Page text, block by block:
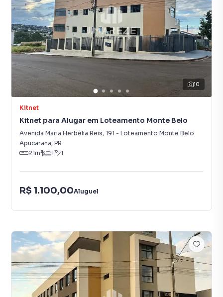
10
Kitnet
Kitnet para Alugar em Loteamento Monte Belo
Avenida Maria Herbélia Reis, 191 - Loteamento Monte Belo
Apucarana, PR
21m² 1 1
R$ 1.100,00Aluguel